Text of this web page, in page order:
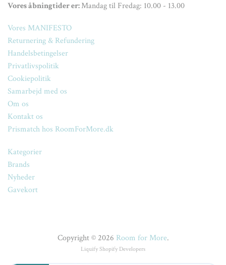
Vores åbningtider er:Mandag til Fredag: 10.00 - 13.00
Vores MANIFESTO
Returnering & Refundering
Handelsbetingelser
Privatlivspolitik
Cookiepolitik
Samarbejd med os
Om os
Kontakt os
Prismatch hos RoomForMore.dk
Kategorier
Brands
Nyheder
Gavekort
Copyright © 2026 Room for More.
Liquify Shopify Developers